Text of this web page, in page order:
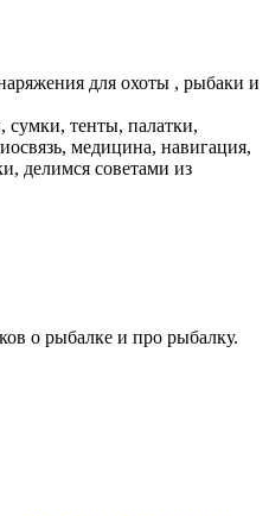
для охоты , рыбаки и
сумки, тенты, палатки,
медицина, навигация,
делимся советами из
о рыбалке и про рыбалку.